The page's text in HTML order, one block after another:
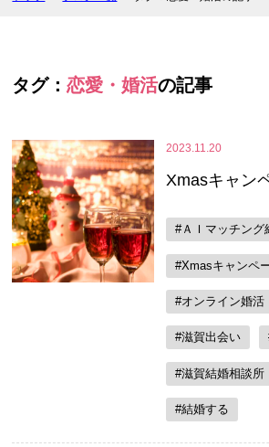
タグ：恋愛・婚活の記事
2023.11.20
Xmasキャン
#ＡＩマッチング
#Xmasキャンペ
#オンライン婚活
#滋賀出会い
#滋賀結婚相談所
#結婚する